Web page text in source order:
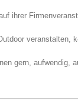
ihrer
veranstalten,
gern,